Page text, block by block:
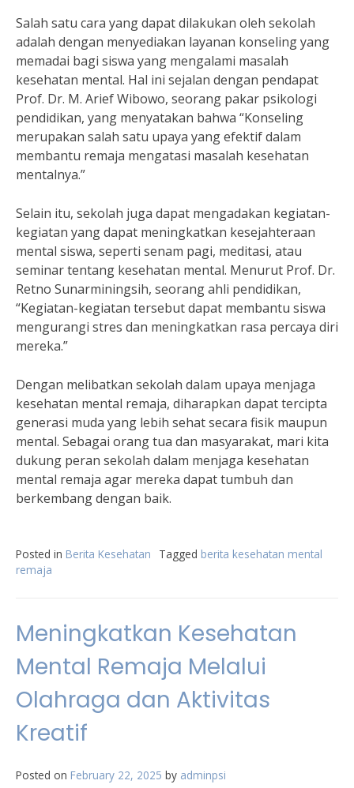
Salah satu cara yang dapat dilakukan oleh sekolah
adalah dengan menyediakan layanan konseling yang
memadai bagi siswa yang mengalami masalah
kesehatan mental. Hal ini sejalan dengan pendapat
Prof. Dr. M. Arief Wibowo, seorang pakar psikologi
pendidikan, yang menyatakan bahwa “Konseling
merupakan salah satu upaya yang efektif dalam
membantu remaja mengatasi masalah kesehatan
mentalnya.”
Selain itu, sekolah juga dapat mengadakan kegiatan-
kegiatan yang dapat meningkatkan kesejahteraan
mental siswa, seperti senam pagi, meditasi, atau
seminar tentang kesehatan mental. Menurut Prof. Dr.
Retno Sunarminingsih, seorang ahli pendidikan,
“Kegiatan-kegiatan tersebut dapat membantu siswa
mengurangi stres dan meningkatkan rasa percaya diri
mereka.”
Dengan melibatkan sekolah dalam upaya menjaga
kesehatan mental remaja, diharapkan dapat tercipta
generasi muda yang lebih sehat secara fisik maupun
mental. Sebagai orang tua dan masyarakat, mari kita
dukung peran sekolah dalam menjaga kesehatan
mental remaja agar mereka dapat tumbuh dan
berkembang dengan baik.
Posted in Berita Kesehatan Tagged berita kesehatan mental
remaja
Meningkatkan Kesehatan
Mental Remaja Melalui
Olahraga dan Aktivitas
Kreatif
Posted on February 22, 2025 by adminpsi